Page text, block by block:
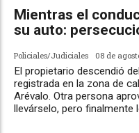
Mientras el
su auto:
Policiales/Judiciales 08 de
El propietario descendió
registrada en la zona de
Arévalo. Otra persona
llevárselo, pero